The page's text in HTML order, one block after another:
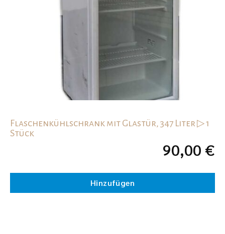
Flaschenkühlschrank mit Glastür, 347 Liter ▷ 1
Stück
90,00 €
Hinzufügen